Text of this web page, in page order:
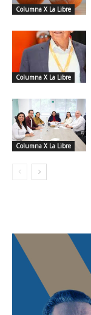
Columna X La Libre
Columna X La Libre
Columna X La Libre